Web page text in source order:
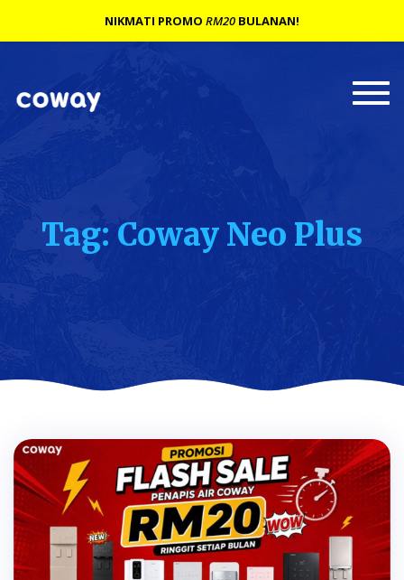
Tag: Coway Neo Plus
NIKMATI PROMO RM20 BULANAN!